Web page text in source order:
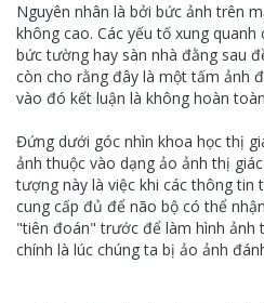
Nguyên nhân là bởi bức ảnh trên
không cao. Các yếu tố xung
bức tường hay sàn nhà đằng sau
còn cho rằng đây là một tấm ảnh
vào đó kết luận là không hoàn
Đứng dưới góc nhìn khoa học thị
ảnh thuộc vào dạng ảo ảnh thị
tượng này là việc khi các thông
cung cấp đủ để não bộ có thể
"tiên đoán" trước để làm hình ảnh
chính là lúc chúng ta bị ảo ảnh